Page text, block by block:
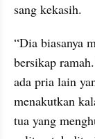
sang kekasih.
“Dia biasanya
bersikap
ada pria lain
menakutkan
tua yang